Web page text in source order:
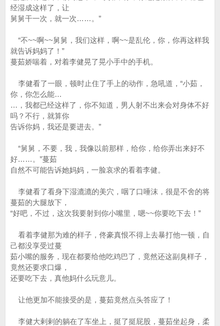
经湿成这样了，让
舅舅干一次，就一次……。”
“不~~啊~~舅舅，我们这样，啊~~是乱伦，你，你再这样我
就告诉妈妈了！”
蔓茹娇喘着，对着李健晃了晃小手中的手机。
李健看了一眼，顿时止住了手上的动作，急吼道，“小茹，
你，你怎么能…
…，我都已经这样了，你不知道，男人射不出来会对身体不好
吗？不行，就算你
告诉你妈，我还是要进去。”
“舅舅，不要，我，我像以前那样，给你，给你弄出来好不
好……。”蔓茹
自然不可能告诉她妈妈，一脸哀求的看着李健。
李健看了看身下湿漉漉的美穴，咽了口唾沫，很是不舍的将
蔓茹的大腿放下，
“好吧，不过，这次我要射到你小嘴里，嗯~~你要吃下去！”
看着李健那为难的样子，佟豪真恨不得上去暴打他一顿，自
己都没享受过蔓
茹小嘴的服务，现在都要给他吃鸡巴了，竟然还这副臭样子，
竟然还要求口爆，
还要吃下去，真他妈什么玩意儿。
让他更加不能接受的是，蔓茹竟然点头答应了！
李健大剌剌的躺在了车坐上，挺了挺屁股，蔓茹坐起身，柔